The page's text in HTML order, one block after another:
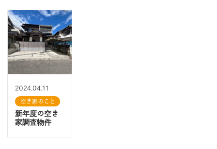
2024.04.11
空き家のこと
新年度の空き
家調査物件